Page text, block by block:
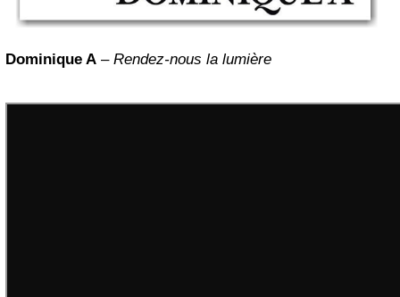
Dominique A – Rendez-nous la lumière